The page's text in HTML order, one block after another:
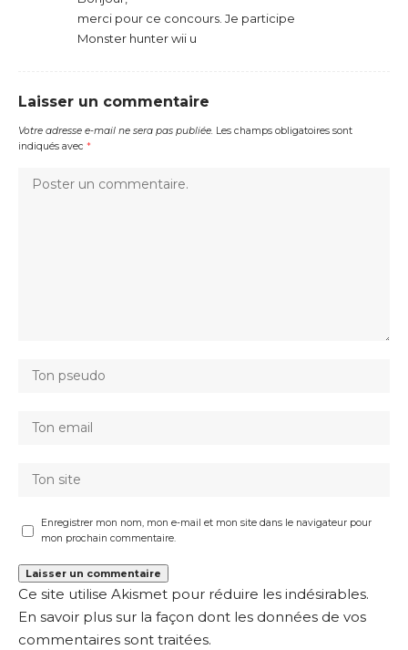
merci pour ce concours. Je participe
Monster hunter wii u
Laisser un commentaire
Votre adresse e-mail ne sera pas publiée. Les champs obligatoires sont
indiqués avec *
Enregistrer mon nom, mon e-mail et mon site dans le navigateur pour
mon prochain commentaire.
Ce site utilise Akismet pour réduire les indésirables.
En savoir plus sur la façon dont les données de vos
commentaires sont traitées.